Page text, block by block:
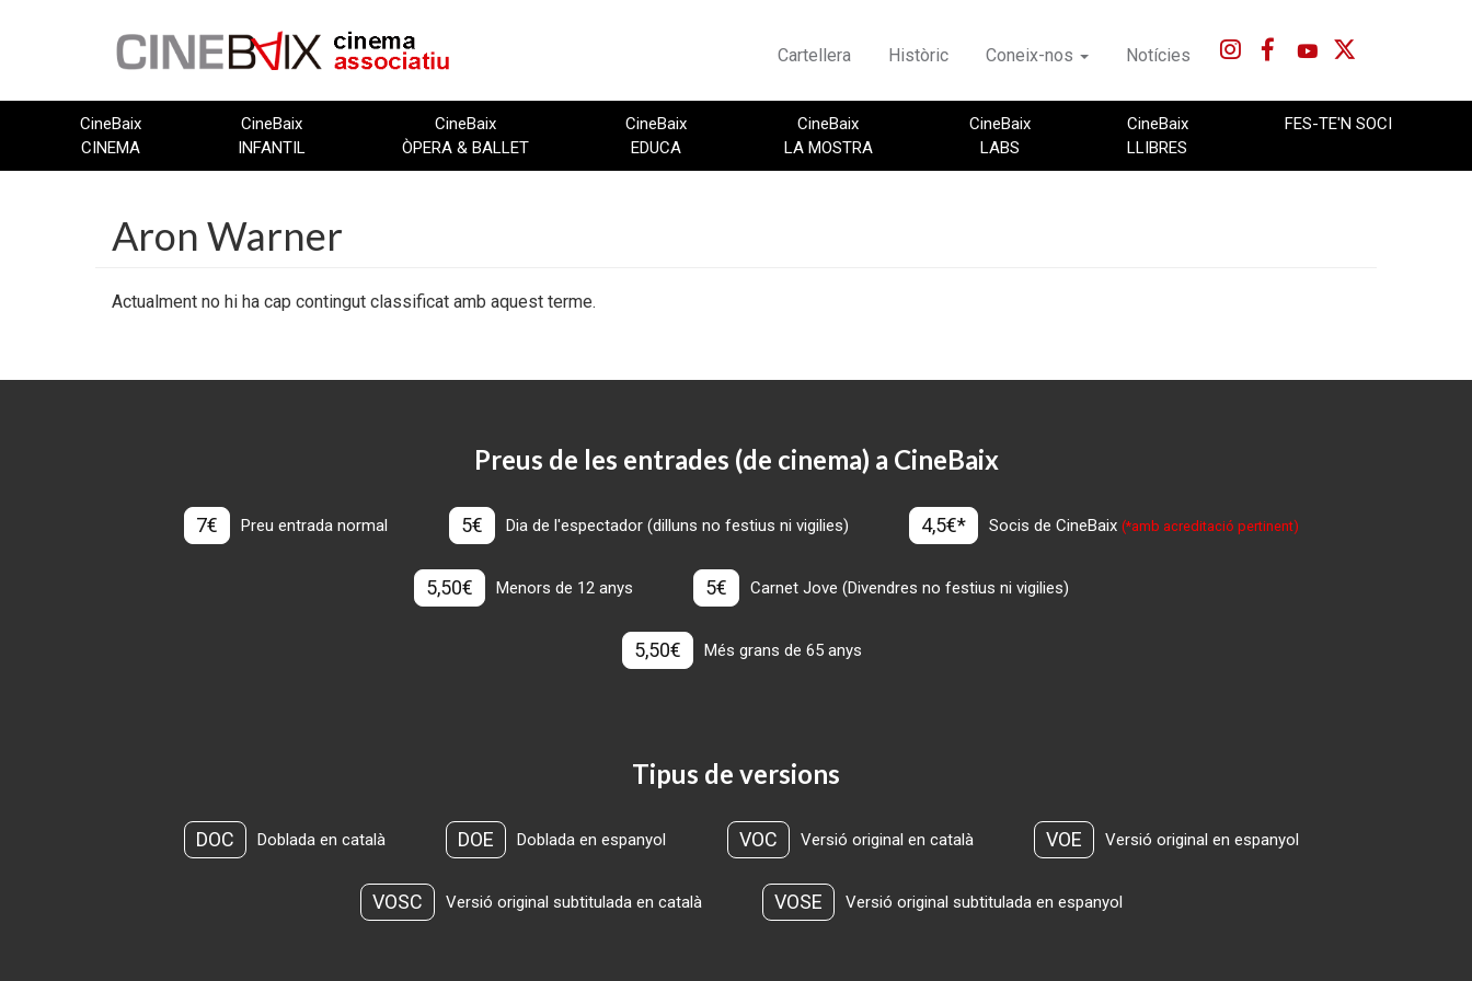
Cartellera Històric Coneix-nos Notícies
CineBaix
CINEMA
CineBaix
INFANTIL
CineBaix
ÒPERA & BALLET
CineBaix
EDUCA
CineBaix
LA MOSTRA
CineBaix
LABS
CineBaix
LLIBRES
FES-TE'N SOCI
Aron Warner
Actualment no hi ha cap contingut classificat amb aquest terme.
Preus de les entrades (de cinema) a CineBaix
7€ Preu entrada normal 5€ Dia de l'espectador (dilluns no festius ni vigilies) 4,5€* Socis de CineBaix(*amb acreditació pertinent)
5,50€ Menors de 12 anys 5€ Carnet Jove (Divendres no festius ni vigilies)
5,50€ Més grans de 65 anys
Tipus de versions
DOC Doblada en català DOE Doblada en espanyol VOC Versió original en català VOE Versió original en espanyol
VOSC Versió original subtitulada en català VOSE Versió original subtitulada en espanyol